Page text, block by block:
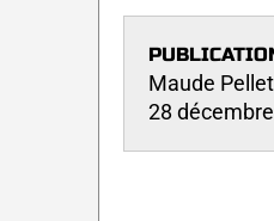
Maude
28